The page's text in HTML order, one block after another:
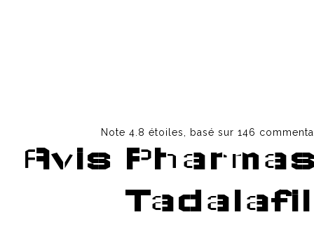
Sửa chữa Tại Nhà
Note 4.8 étoiles, basé sur 146
Avis
Tadalafil